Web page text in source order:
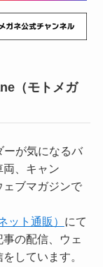
（モトメガ
ーが気になるバ
、キャン
ブマガジンで
ット通販） にて
の配信、ウェ
しています。